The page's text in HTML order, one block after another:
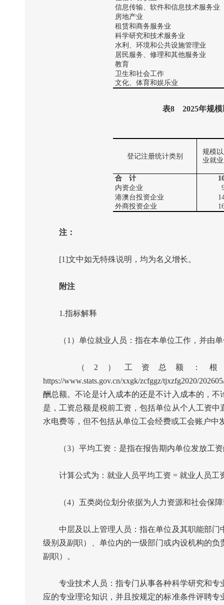
信息传输、软件和信息技术服务业
房地产业
租赁和商务服务业
科学研究和技术服务业
水利、环境和公共设施管理业
居民服务、修理和其他服务业
教育
卫生和社会工作
文化、体育和娱乐业
表8 2025年规
登记注册统计类别
规模
业就
合 计
内资企业
港澳台投资企业
外商投资企业
注：
[1]文中如无特殊说明，均为名义增长。
附注
1.指标解释
（1 ）单位就业人员：指在本单位工作，并由
（ 2 ）工资总额：
https://www.stats.gov.cn/xxgk/zcfggz/tjxzfg2020/
酬总额。不论是计入成本的还是不计入成本的，
是，工资总额是税前工资，包括单位从个人工资
水电费等，但不包括从单位工会经费或工会账户
（3）平均工资：是指在报告期内单位发放工
计算公式为：就业人员平均工资 = 就业人员工
（4）五类岗位划分依据为人力资源和社会保
中层及以上管理人员：指在单位及其职能部门
级别及副职）、单位内的一级部门或内设机构的
副职）。
专业技术人员：指专门从事各种科学研究和专
应的专业理论知识，并且按规定的标准条件评聘